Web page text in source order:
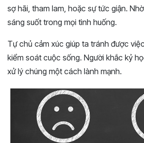
sợ hãi, tham lam, hoặc sự tức giận.
sáng suốt trong mọi tình huống.
Tự chủ cảm xúc giúp ta tránh được
kiểm soát cuộc sống. Người khắc kỷ
xử lý chúng một cách lành mạnh.